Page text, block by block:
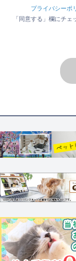
プライバシーポ
「同意する」欄にチ